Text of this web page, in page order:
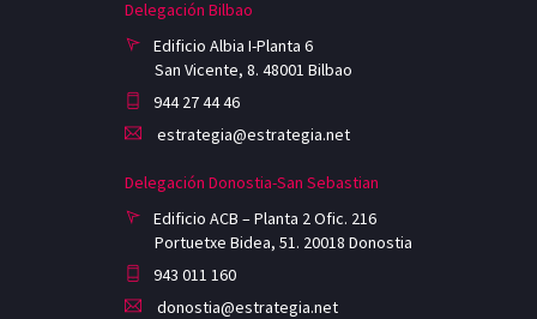
Delegación Bilbao
Edificio Albia I-Planta 6
San Vicente, 8. 48001 Bilbao
944 27 44 46
estrategia@estrategia.net
Delegación Donostia-San Sebastian
Edificio ACB – Planta 2 Ofic. 216
Portuetxe Bidea, 51. 20018 Donostia
943 011 160
donostia@estrategia.net